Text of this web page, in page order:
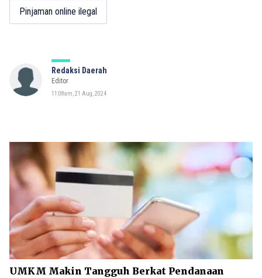
Pinjaman online ilegal
Redaksi Daerah
Editor
11:08am, 21 Aug, 2024
UMKM Makin Tangguh Berkat Pendanaan